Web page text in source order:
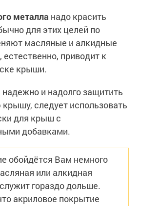
конструкций
покрытия для металла
цинкования
защита
эмали
для бетонных полов
для металла
для фасада
металла надо красить
для этих целей по
масляные и алкидные
естественно, приводит к
крыши.
и надолго защитить
следует использовать
для крыш с
добавками.
обойдётся Вам немного
или алкидная
гораздо дольше.
акриловое покрытие